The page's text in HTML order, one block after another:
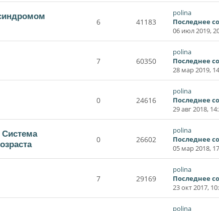
6 41183
polina
Последнее
06 июл 2019,
7 60350
polina
Последнее
28 мар 2019,
0 24616
polina
Последнее
29 авг 2018,
Система
0 26602
polina
Последнее
05 мар 2018,
7 29169
polina
Последнее
23 окт 2017,
polina